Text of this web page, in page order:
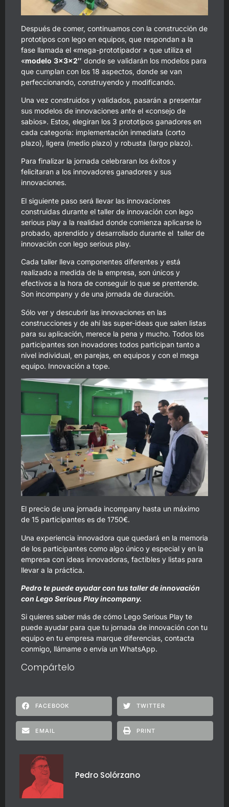
Después de comer, continuamos con la construcción de
prototipos con lego en equipos, que respondan a la
fase llamada el «mega-prototipador » que utiliza el
«modelo 3x3x2″ donde se validarán los modelos para
que cumplan con los 18 aspectos, donde se van
perfeccionando, construyendo y modificando.
Una vez construidos y validados, pasarán a presentar
sus modelos de innovaciones ante el «consejo de
sabios». Estos, elegiran los 3 prototipos ganadores en
cada categoría: implementación inmediata (corto
plazo), ligera (medio plazo) y robusta (largo plazo).
Para finalizar la jornada celebraran los éxitos y
felicitaran a los innovadores ganadores y sus
innovaciones.
El siguiente paso será llevar las innovaciones
construidas durante el taller de innovación con lego
serious play a la realidad donde comienza aplicarse lo
probado, aprendido y desarrollado durante el taller de
innovación con lego serious play.
Cada taller lleva componentes diferentes y está
realizado a medida de la empresa, son únicos y
efectivos a la hora de conseguir lo que se prentende.
Son incompany y de una jornada de duración.
Sólo ver y descubrir las innovaciones en las
construcciones y de ahí las super-ideas que salen listas
para su aplicación, merece la pena y mucho. Todos los
participantes son inovadores todos participan tanto a
nivel individual, en parejas, en equipos y con el mega
equipo. Innovación a tope.
El precio de una jornada incompany hasta un máximo
de 15 participantes es de 1750€.
Una experiencia innovadora que quedará en la memoria
de los participantes como algo único y especial y en la
empresa con ideas innovadoras, factibles y listas para
llevar a la práctica.
Pedro te puede ayudar con tus taller de innovación
con Lego Serious Play incompany.
Si quieres saber más de cómo Lego Serious Play te
puede ayudar para que tu jornada de innovación con tu
equipo en tu empresa marque diferencias, contacta
conmigo, llámame o envía un WhatsApp.
Compártelo
FACEBOOK TWITTER
EMAIL PRINT
Pedro Solórzano